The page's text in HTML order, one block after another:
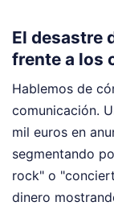
El desastre
frente a los
Hablemos de
comunicación.
mil euros en
segmentando
rock" o
dinero